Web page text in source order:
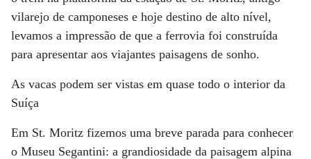
vilarejo de camponeses e hoje destino de alto nível,
levamos a impressão de que a ferrovia foi construída
para apresentar aos viajantes paisagens de sonho.
As vacas podem ser vistas em quase todo o interior da
Suíça
Em St. Moritz fizemos uma breve parada para conhecer
o Museu Segantini: a grandiosidade da paisagem alpina